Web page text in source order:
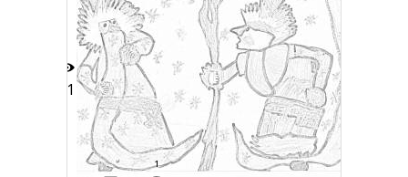
11
1